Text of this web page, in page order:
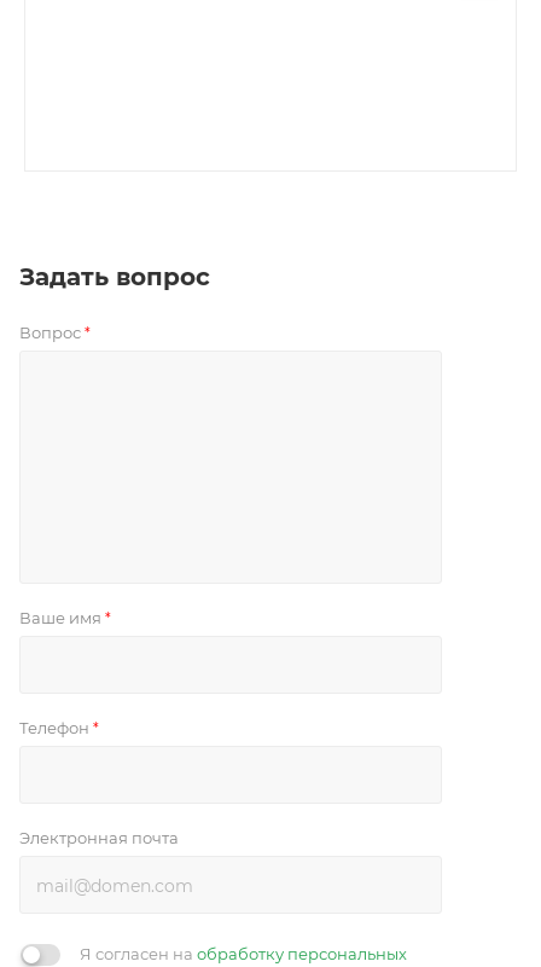
Задать вопрос
Вопрос *
Ваше имя *
Телефон *
Электронная почта
Я согласен на обработку персональных